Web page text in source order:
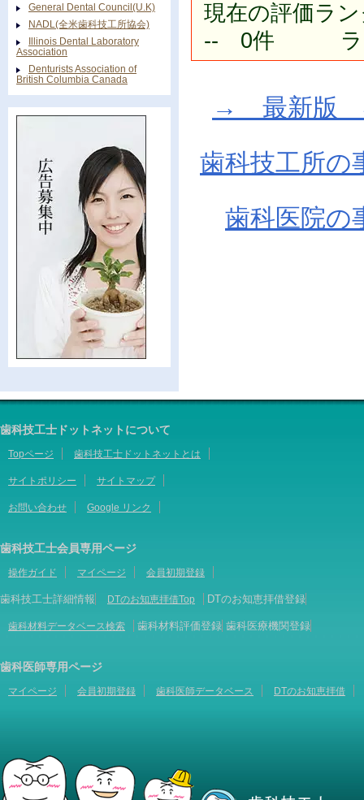
現在の評価
-- 0件 ラ
→ 最新版
歯科技工所の
歯科医院の
General Dental Council(U.K)
NADL(全米歯科技工所協会)
Illinois Dental Laboratory
Association
Denturists Association of
British Columbia Canada
歯科技工士ドットネットについて
Topページ 歯科技工士ドットネットとは
サイトポリシー サイトマップ
お問い合わせ Google リンク
歯科技工士会員専用ページ
操作ガイド マイページ 会員初期登録
歯科技工士詳細情報 DTのお知恵拝借Top DTのお知恵拝借登録
歯科材料データベース検索 歯科材料評価登録 歯科医療機関登録
歯科医師専用ページ
マイページ 会員初期登録 歯科医師データベース DTのお知恵拝借